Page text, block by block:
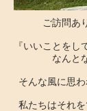
ご訪問あ
『いいことをし
なんと
そんな風に思
私たちはそれ